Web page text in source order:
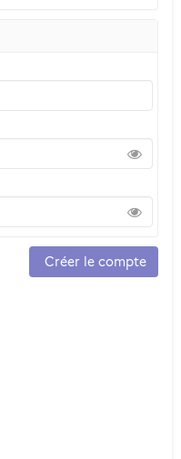
Créer le compte